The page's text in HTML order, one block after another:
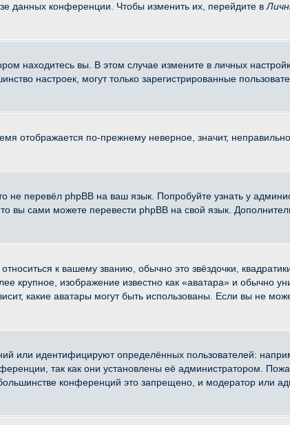
данных конференции. Чтобы изменить их, перейдите в
находитесь вы. В этом случае измените в личных
настроек, могут только зарегистрированные
отображается по-прежнему неверное, значит,
не перевёл phpBB на ваш язык. Попробуйте узнать у
то вы сами можете перевести phpBB на свой язык.
к вашему званию, обычно это звёздочки,
крупное, изображение известно как «аватара» и обычно
какие аватары могут быть использованы. Если вы не
или идентифицируют определённых пользователей:
так как они установлены её администратором.
конференций это запрещено, и модератор или